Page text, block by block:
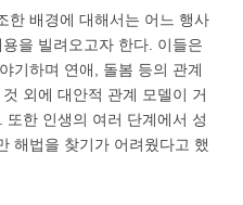
한 배경에 대해서는 어느 행사
을 빌려오고자 한다. 이들은
기하며 연애, 돌봄 등의 관계
외에 대안적 관계 모델이 거
한 인생의 여러 단계에서 성
해법을 찾기가 어려웠다고 했